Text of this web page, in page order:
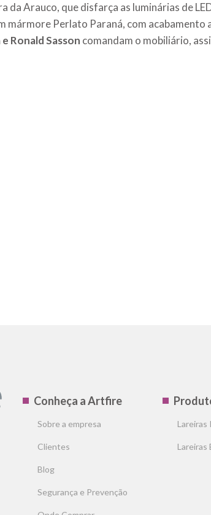
da Arauco, que disfarça as luminárias de
mármore Perlato Paraná, com acabamento
Ronald Sasson comandam o mobiliário,
Conheça a Artfire
Sobre a empresa
Clientes
Blog
Segurança e Prevenção
Lareiras
Lareiras